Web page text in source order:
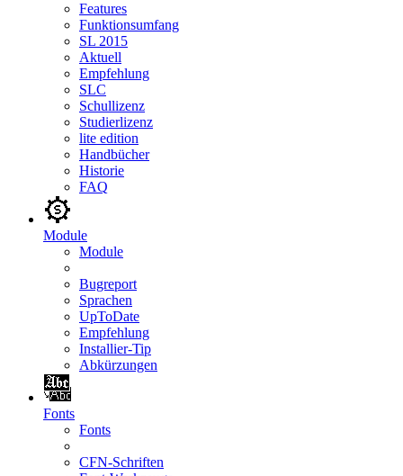
Features
Funktionsumfang
SL 2015
Aktuell
Empfehlung
SLC
Schullizenz
Studierlizenz
lite edition
Handbücher
Historie
FAQ
Module
Module
Bugreport
Sprachen
UpToDate
Empfehlung
Installier-Tip
Abkürzungen
Fonts
Fonts
CFN-Schriften